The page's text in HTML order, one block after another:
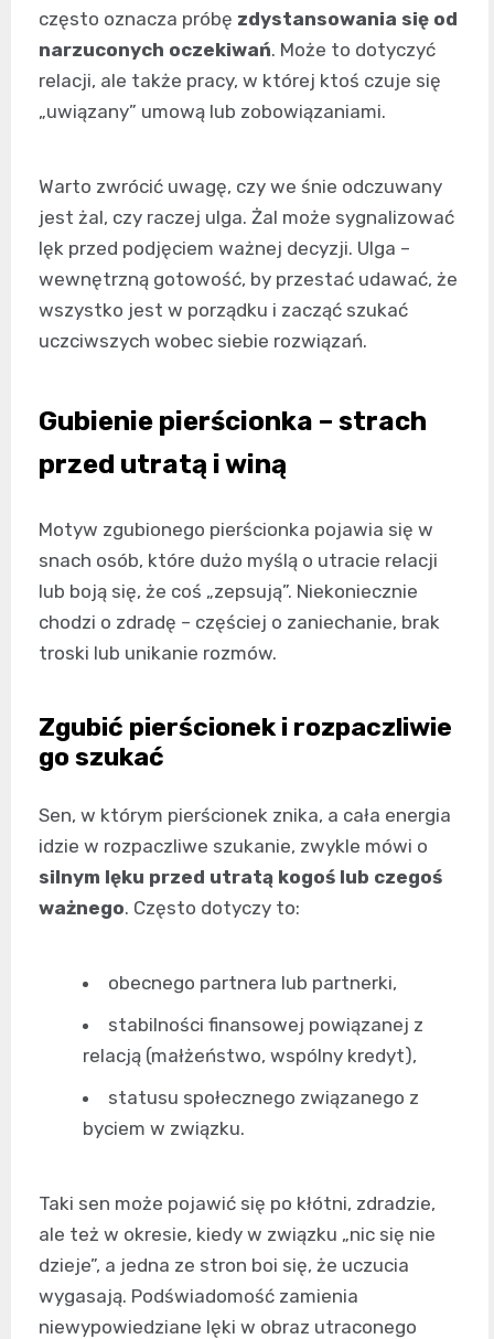
często oznacza próbę zdystansowania się od
narzuconych oczekiwań. Może to dotyczyć
relacji, ale także pracy, w której ktoś czuje się
„uwiązany” umową lub zobowiązaniami.
Warto zwrócić uwagę, czy we śnie odczuwany
jest żal, czy raczej ulga. Żal może sygnalizować
lęk przed podjęciem ważnej decyzji. Ulga –
wewnętrzną gotowość, by przestać udawać, że
wszystko jest w porządku i zacząć szukać
uczciwszych wobec siebie rozwiązań.
Gubienie pierścionka – strach
przed utratą i winą
Motyw zgubionego pierścionka pojawia się w
snach osób, które dużo myślą o utracie relacji
lub boją się, że coś „zepsują”. Niekoniecznie
chodzi o zdradę – częściej o zaniechanie, brak
troski lub unikanie rozmów.
Zgubić pierścionek i rozpaczliwie
go szukać
Sen, w którym pierścionek znika, a cała energia
idzie w rozpaczliwe szukanie, zwykle mówi o
silnym lęku przed utratą kogoś lub czegoś
ważnego. Często dotyczy to:
obecnego partnera lub partnerki,
stabilności finansowej powiązanej z
relacją (małżeństwo, wspólny kredyt),
statusu społecznego związanego z
byciem w związku.
Taki sen może pojawić się po kłótni, zdradzie,
ale też w okresie, kiedy w związku „nic się nie
dzieje”, a jedna ze stron boi się, że uczucia
wygasają. Podświadomość zamienia
niewypowiedziane lęki w obraz utraconego